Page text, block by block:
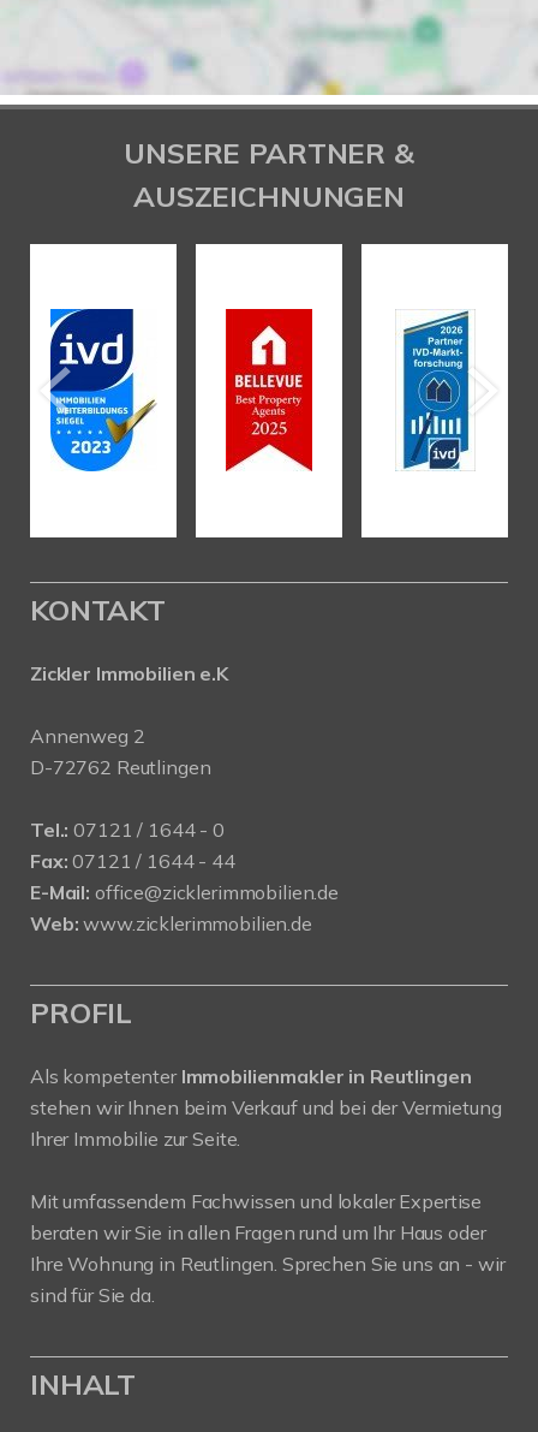
UNSERE PARTNER &
AUSZEICHNUNGEN
KONTAKT
Zickler Immobilien e.K
Annenweg 2
D-72762 Reutlingen
Tel.: 07121 / 1644 - 0
Fax: 07121 / 1644 - 44
E-Mail: office@zicklerimmobilien.de
Web: www.zicklerimmobilien.de
PROFIL
Als kompetenter Immobilienmakler in Reutlingen
stehen wir Ihnen beim Verkauf und bei der Vermietung
Ihrer Immobilie zur Seite.
Mit umfassendem Fachwissen und lokaler Expertise
beraten wir Sie in allen Fragen rund um Ihr Haus oder
Ihre Wohnung in Reutlingen. Sprechen Sie uns an - wir
sind für Sie da.
INHALT